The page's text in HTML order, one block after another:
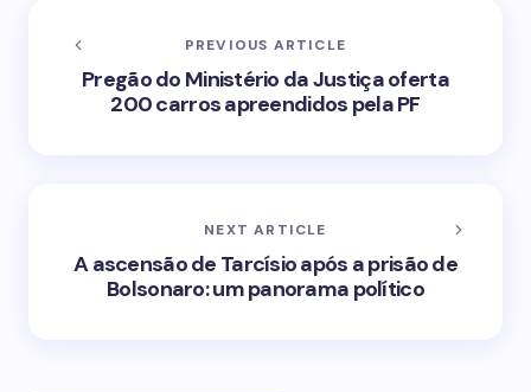
PREVIOUS ARTICLE
Pregão do Ministério da Justiça oferta
200 carros apreendidos pela PF
NEXT ARTICLE
A ascensão de Tarcísio após a prisão de
Bolsonaro: um panorama político